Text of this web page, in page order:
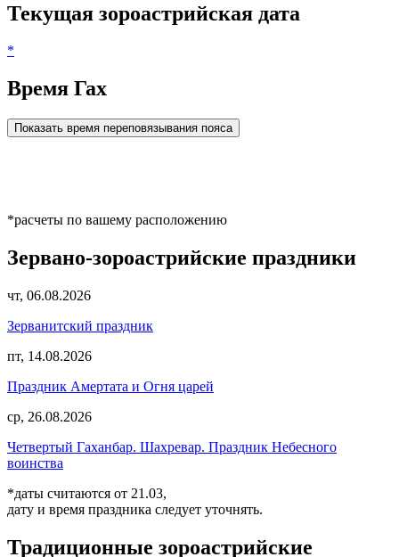
Текущая зороастрийская дата
*
Время Гах
Показать время переповязывания пояса
*расчеты по вашему расположению
Зервано-зороастрийские праздники
чт, 06.08.2026
Зерванитский праздник
пт, 14.08.2026
Праздник Амертата и Огня царей
ср, 26.08.2026
Четвертый Гаханбар. Шахревар. Праздник Небесного
воинства
*даты считаются от 21.03,
дату и время праздника следует уточнять.
Традиционные зороастрийские